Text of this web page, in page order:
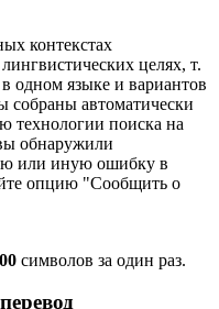
контекстах
целях, т.
одном языке и вариантов
собраны автоматически
технологии поиска на
обнаружили
или иную ошибку в
опцию "Сообщить о
символов за один раз.